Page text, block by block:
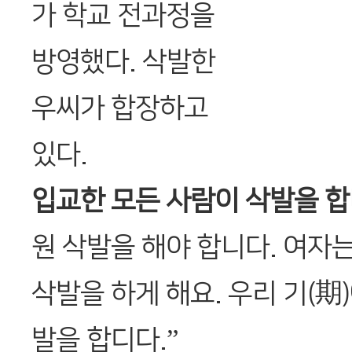
가 학교 전과정을
방영했다. 삭발한
우씨가 합장하고
있다.
입교한 모든 사람이 삭발을
원 삭발을 해야 합니다. 여자
삭발을 하게 해요. 우리 기(
발을 합디다.”